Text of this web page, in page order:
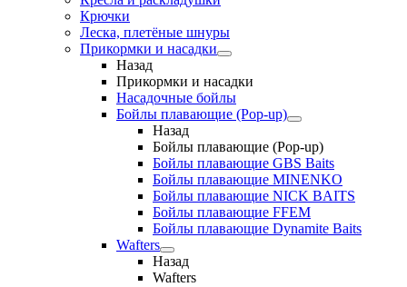
Крючки
Леска, плетёные шнуры
Прикормки и насадки
Назад
Прикормки и насадки
Насадочные бойлы
Бойлы плавающие (Pop-up)
Назад
Бойлы плавающие (Pop-up)
Бойлы плавающие GBS Baits
Бойлы плавающие MINENKO
Бойлы плавающие NICK BAITS
Бойлы плавающие FFEM
Бойлы плавающие Dynamite Baits
Wafters
Назад
Wafters